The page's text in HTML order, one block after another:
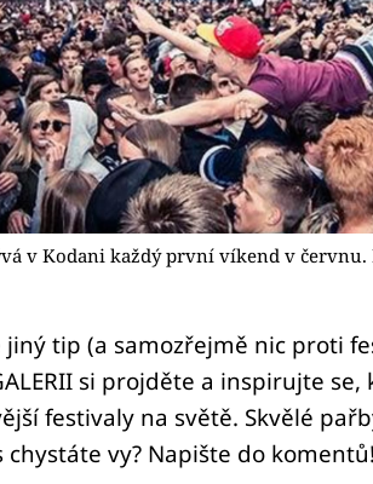
v Kodani každý první víkend v
tip (a samozřejmě nic proti
si projděte a inspirujte
festivaly na světě. Skvělé
chystáte vy? Napište do komentů!